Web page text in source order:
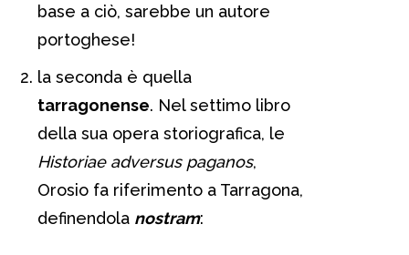
base a ciò, sarebbe un autore
portoghese!
la seconda è quella
tarragonense. Nel settimo libro
della sua opera storiografica, le
Historiae adversus paganos,
Orosio fa riferimento a Tarragona,
definendola nostram: